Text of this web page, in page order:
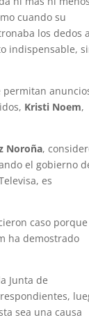
cuando su
los dedos
indispensable,
permitan
Kristi Noem,
Noroña,
el gobierno
es
caso
ha demostrado
Junta de
sea una causa